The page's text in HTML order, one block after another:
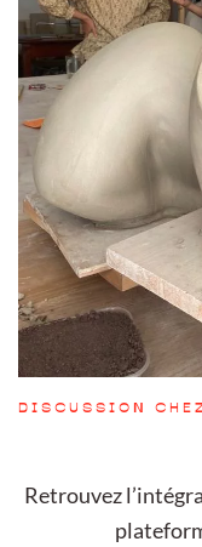
DISCUSSION
Retrouvez